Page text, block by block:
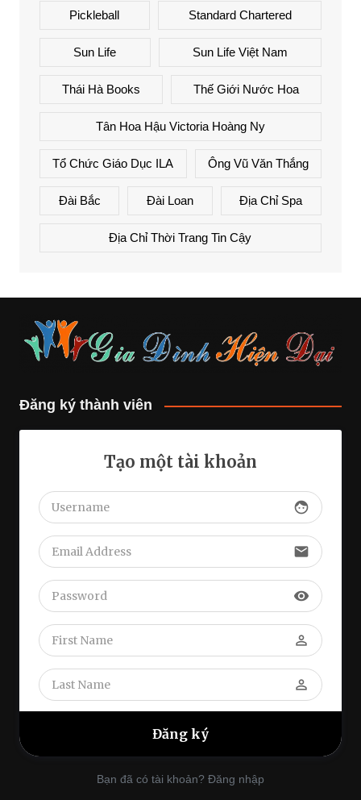
Pickleball Standard Chartered
Sun Life Sun Life Việt Nam
Thái Hà Books Thế Giới Nước Hoa
Tân Hoa Hậu Victoria Hoàng Ny
Tổ Chức Giáo Dục ILA Ông Vũ Văn Thắng
Đài Bắc Đài Loan Địa Chỉ Spa
Địa Chỉ Thời Trang Tin Cậy
Đăng ký thành viên
Tạo một tài khoản
face
email
visibility
perm_identity
perm_identity
Bạn đã có tài khoản? Đăng nhập